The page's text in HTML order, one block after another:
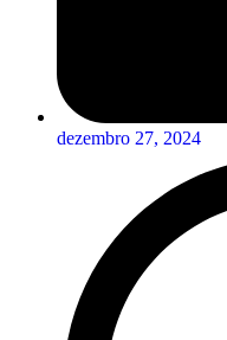
dezembro 27, 2024